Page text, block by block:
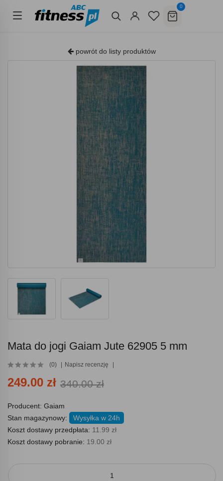
0
powrót do listy produktów
Mata do jogi Gaiam Jute 62905 5 mm
(0) Napisz recenzję
249.00 zł 340.00 zł
Producent: Gaiam
Stan magazynowy:
Wysyłka w 24h
Koszt dostawy przedpłata: 11.99 zł
Koszt dostawy pobranie: 19.00 zł